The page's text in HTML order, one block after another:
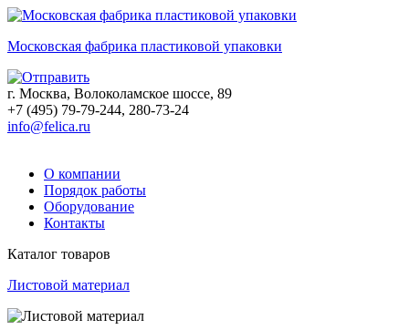
Московская фабрика пластиковой упаковки
г. Москва, Волоколамское шоссе, 89
+7 (495) 79-79-244, 280-73-24
info@felica.ru
О компании
Порядок работы
Оборудование
Контакты
Каталог товаров
Листовой материал